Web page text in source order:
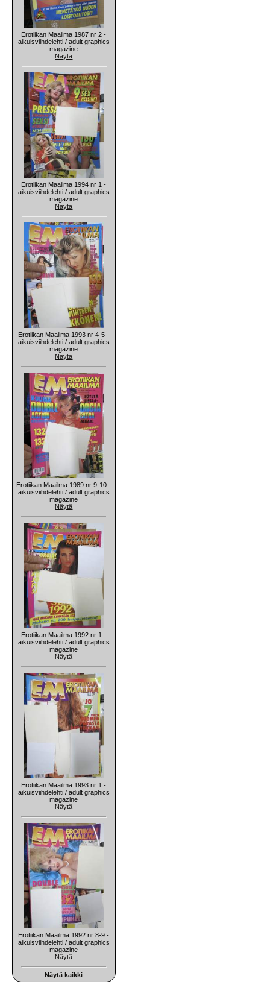
Erotiikan Maailma 1987 nr 2 -
aikuisviihdelehti / adult graphics
magazine
Näytä
Erotiikan Maailma 1994 nr 1 -
aikuisviihdelehti / adult graphics
magazine
Näytä
Erotiikan Maailma 1993 nr 4-5 -
aikuisviihdelehti / adult graphics
magazine
Näytä
Erotiikan Maailma 1989 nr 9-10 -
aikuisviihdelehti / adult graphics
magazine
Näytä
Erotiikan Maailma 1992 nr 1 -
aikuisviihdelehti / adult graphics
magazine
Näytä
Erotiikan Maailma 1993 nr 1 -
aikuisviihdelehti / adult graphics
magazine
Näytä
Erotiikan Maailma 1992 nr 8-9 -
aikuisviihdelehti / adult graphics
magazine
Näytä
Näytä kaikki